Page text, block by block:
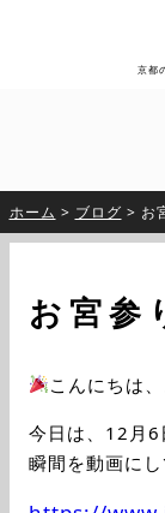
京都
ホーム > ブログ > お
お宮参
こんにちは
今日は、12月6
瞬間を動画に